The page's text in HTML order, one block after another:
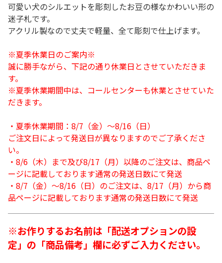
可愛い犬のシルエットを彫刻したお豆の様なかわいい形の
迷子札です。
アクリル製なので丈夫で軽量、全て彫刻で仕上げます。
※夏季休業日のご案内※
誠に勝手ながら、下記の通り休業日とさせていただきま
す。
※夏季休業期間中は、コールセンターも休業とさせていた
だきます。
・夏季休業期間：8/7（金）～8/16（日）
ご注文日によって発送日が異なりますのでご了承くださ
い。
・8/6（木）まで及び8/17（月）以降のご注文は、商品ペ
ージに記載しております通常の発送日数にて発送
・8/7（金）～8/16（日）のご注文は、8/17（月）から商
品ページに記載しております通常の発送日数にて発送
※お作りするお名前は「配送オプションの設
定」の「商品備考」欄に必ずご入力ください。